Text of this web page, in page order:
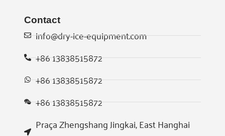
Contact
info@dry-ice-equipment.com
+86 13838515872
+86 13838515872
+86 13838515872
Praça Zhengshang Jingkai, East Hanghai